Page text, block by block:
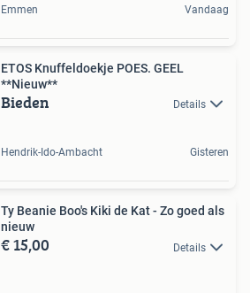
Emmen Vandaag
ETOS Knuffeldoekje POES. GEEL
**Nieuw**
Bieden Details
Hendrik-Ido-Ambacht Gisteren
Ty Beanie Boo's Kiki de Kat - Zo goed als
nieuw
€ 15,00 Details